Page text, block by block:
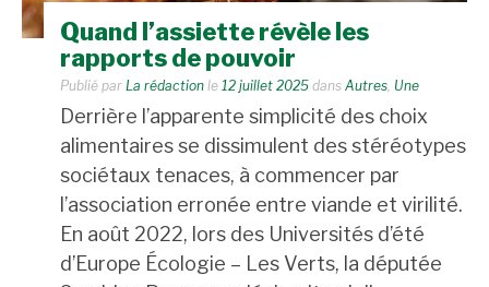
Quand l’assiette révèle les
rapports de pouvoir
Publié par La rédaction le 12 juillet 2025 dans Autres Une
Derrière l’apparente simplicité des choix
alimentaires se dissimulent des stéréotypes
sociétaux tenaces, à commencer par
l’association erronée entre viande et virilité.
En août 2022, lors des Universités d’été
d’Europe Écologie – Les Verts, la députée